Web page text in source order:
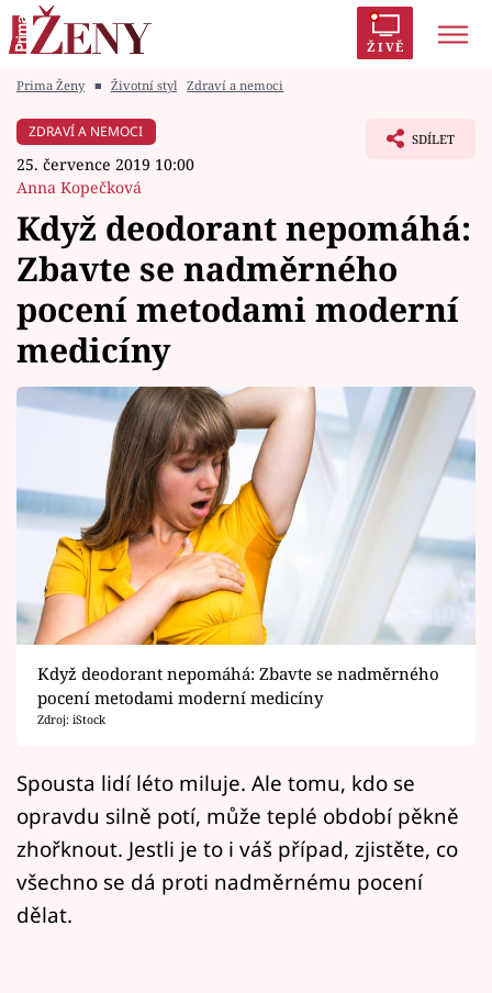
ŽIVĚ
Módní alarm
Zrádci
Témata
Celebrity
Vztahy
Horoskopy
Sledujte prima+
Filmový festival Karlovy Vary
Mámy sobě
Přihlášení
Sledujte nás
Prima Ženy ■ Životní styl Zdraví a nemoci
ZDRAVÍ A NEMOCI
25. července 2019 10:00
Anna Kopečková
SDÍLET
Když deodorant nepomáhá:
Zbavte se nadměrného
pocení metodami moderní
medicíny
Když deodorant nepomáhá: Zbavte se nadměrného
pocení metodami moderní medicíny
Zdroj: iStock
Spousta lidí léto miluje. Ale tomu, kdo se
opravdu silně potí, může teplé období pěkně
zhořknout. Jestli je to i váš případ, zjistěte, co
všechno se dá proti nadměrnému pocení
dělat.